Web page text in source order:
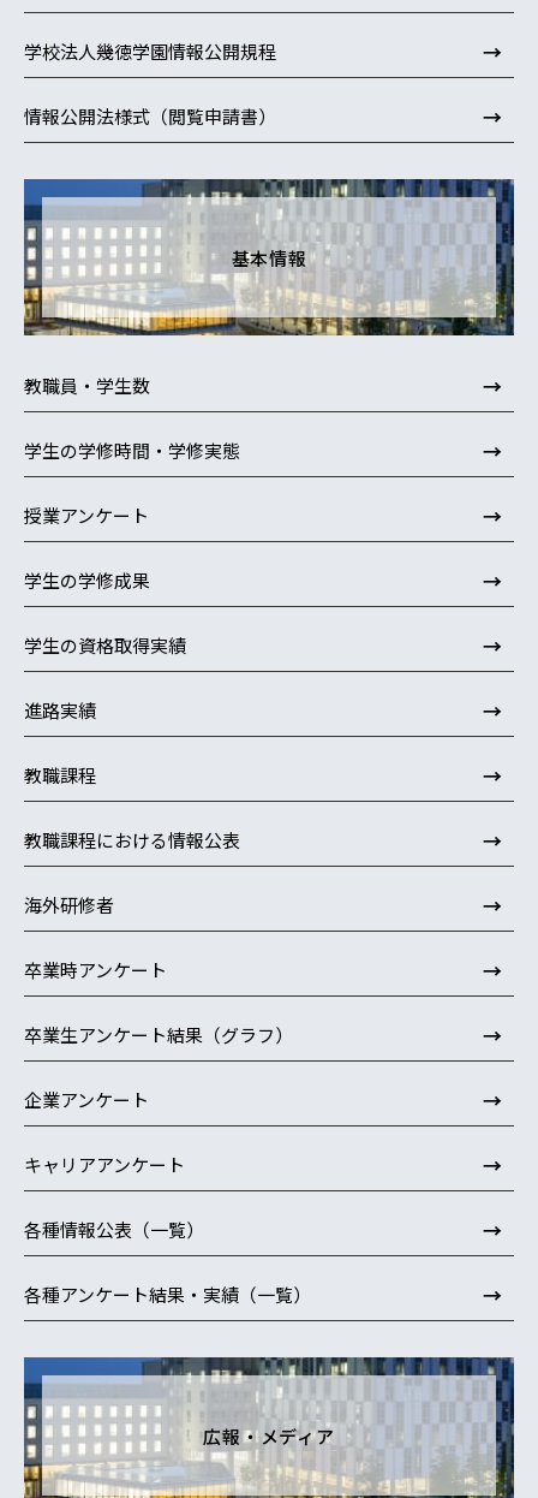
学校法人幾徳学園情報公開規程 →
情報公開法様式（閲覧申請書） →
基本情報
教職員・学生数 →
学生の学修時間・学修実態 →
授業アンケート →
学生の学修成果 →
学生の資格取得実績 →
進路実績 →
教職課程 →
教職課程における情報公表 →
海外研修者 →
卒業時アンケート →
卒業生アンケート結果（グラフ） →
企業アンケート →
キャリアアンケート →
各種情報公表（一覧） →
各種アンケート結果・実績（一覧） →
広報・メディア